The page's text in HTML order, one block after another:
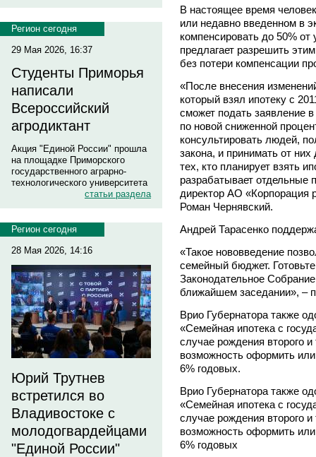
Регион сегодня
29 Мая 2026, 16:37
Студенты Приморья
написали
Всероссийский
агродиктант
Акция "Единой России" прошла
на площадке Приморского
государственного аграрно-
технологического университета
статьи раздела
Регион сегодня
28 Мая 2026, 14:16
Юрий Трутнев
встретился во
Владивостоке с
молодогвардейцами
"Единой России"
В настоящее время
или недавно введенном в
компенсировать до 50%
предлагает разрешить
без потери компенсации
«После внесения
который взял ипотеку с
сможет подать заявление
по новой сниженной
консультировать людей,
закона, и принимать от
тех, кто планирует взять
разрабатывает отдельные
директор АО «Корпорация
Роман Чернявский.
Андрей Тарасенко
«Такое нововведение
семейный бюджет.
Законодательное
ближайшем заседании», –
Врио Губернатора также
«Семейная ипотека с
случае рождения второго
возможность оформить
6% годовых.
Врио Губернатора также
«Семейная ипотека с
случае рождения второго
возможность оформить
6% годовых